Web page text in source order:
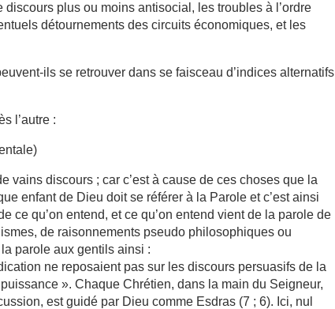
discours plus ou moins antisocial, les troubles à l’ordre
détournements des circuits économiques, et les
ils se retrouver dans se faisceau d’indices alternatifs
l’autre :
vains discours ; car c’est à cause de ces choses que la
enfant de Dieu doit se référer à la Parole et c’est ainsi
ce qu’on entend, et ce qu’on entend vient de la parole de
de raisonnements pseudo philosophiques ou
parole aux gentils ainsi :
ne reposaient pas sur les discours persuasifs de la
». Chaque Chrétien, dans la main du Seigneur,
est guidé par Dieu comme Esdras (7 ; 6). Ici, nul